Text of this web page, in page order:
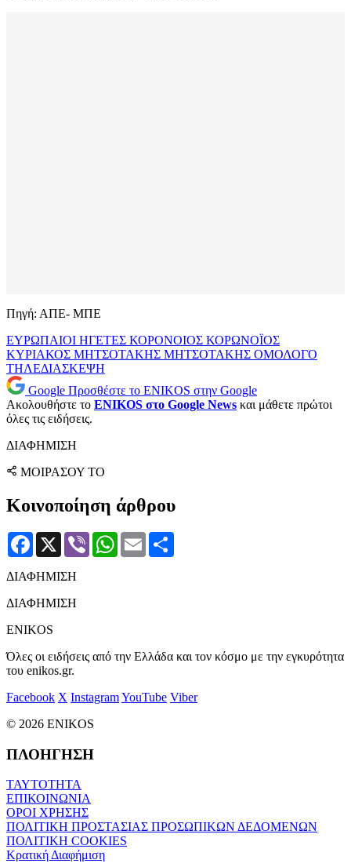
Πηγή: ΑΠΕ- ΜΠΕ
ΕΥΡΩΠΑΙΟΙ ΗΓΕΤΕΣ ΚΟΡΟΝΟΙΟΣ ΚΟΡΩΝΟΪΟΣ
ΚΥΡΙΑΚΟΣ ΜΗΤΣΟΤΑΚΗΣ ΜΗΤΣΟΤΑΚΗΣ ΟΜΟΛΟΓΟ
ΤΗΛΕΔΙΑΣΚΕΨΗ
Google Προσθέστε το ENIKOS στην Google
Ακολουθήστε το ENIKOS στο Google News και μάθετε πρώτοι
όλες τις ειδήσεις.
ΔΙΑΦΗΜΙΣΗ
ΜΟΙΡΑΣΟΥ ΤΟ
Κοινοποίηση άρθρου
Facebook
X Viber WhatsApp
Email
ΔΙΑΦΗΜΙΣΗ
ΔΙΑΦΗΜΙΣΗ
ENIKOS
Όλες οι ειδήσεις από την Ελλάδα και τον κόσμο με την εγκυρότητα
του enikos.gr.
Facebook X InstagramYouTube Viber
© 2026 ENIKOS
ΠΛΟΗΓΗΣΗ
ΤΑΥΤΟΤΗΤΑ
ΕΠΙΚΟΙΝΩΝΙΑ
ΟΡΟΙ ΧΡΗΣΗΣ
ΠΟΛΙΤΙΚΗ ΠΡΟΣΤΑΣΙΑΣ ΠΡΟΣΩΠΙΚΩΝ ΔΕΔΟΜΕΝΩΝ
ΠΟΛΙΤΙΚΗ COOKIES
Κρατική Διαφήμιση